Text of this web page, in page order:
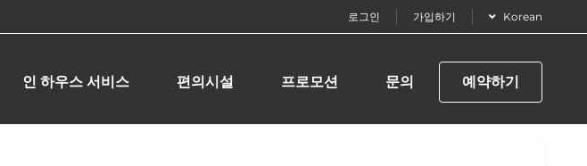
로그인 가입하기 Korean
인 하우스 서비스 편의시설 프로모션 문의 예약하기